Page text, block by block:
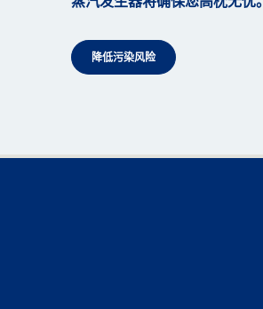
降低污染风险